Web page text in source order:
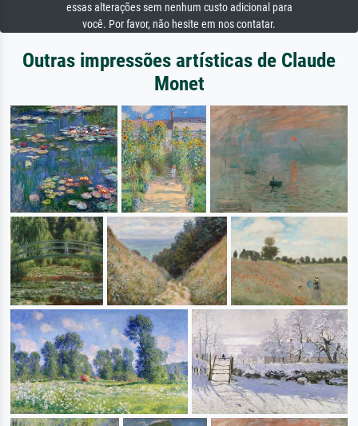
essas alterações sem nenhum custo adicional para
você. Por favor, não hesite em nos contatar.
Outras impressões artísticas de Claude
Monet